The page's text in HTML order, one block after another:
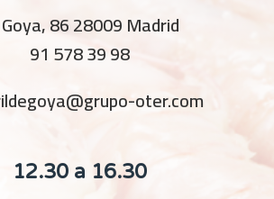
86 28009 Madrid
91 578 39 98
oter.com
12.30 a 16.30